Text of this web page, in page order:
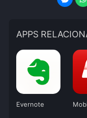
APPS
Evernote